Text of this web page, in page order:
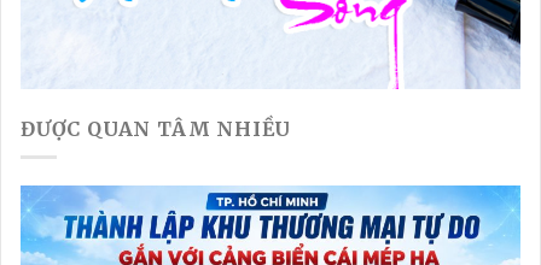
ĐƯỢC QUAN TÂM NHIỀU